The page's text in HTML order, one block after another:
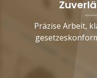
Präzise Arbeit,